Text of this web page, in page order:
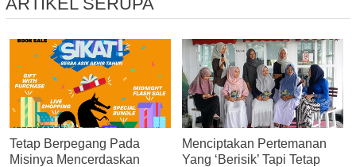
Tetap Berpegang Pada
Misinya Mencerdaskan
Menciptakan Pertemanan
Yang ‘Berisik’ Tapi Tetap